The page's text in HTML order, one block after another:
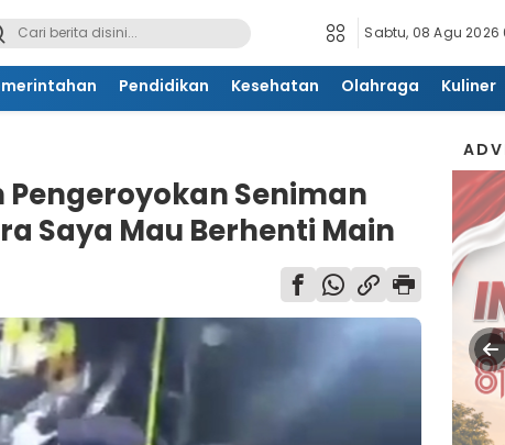
Sabtu, 08 Agu 2026
Pendidikan Kesehatan Olahraga Kuliner
Seniman
Saya Mau Berhenti Main